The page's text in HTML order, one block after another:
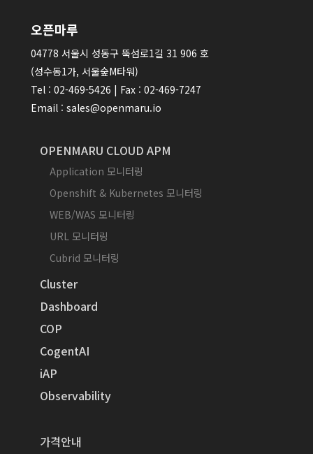
오픈마루
04778 서울시 성동구 뚝섬로1길 31 906 호
(성수동1가, 서울숲M타워)
Tel : 02-469-5426 | Fax : 02-469-7247
Email : sales@openmaru.io
OPENMARU CLOUD APM
Application 모니터링
Openshift & Kubernetes 모니터링
WEB/WAS 모니터링
URL 모니터링
Cubrid 모니터링
Cluster
Dashboard
COP
CogentAI
iAP
Observability
가격안내